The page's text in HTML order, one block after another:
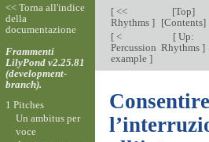
[<<
Rhythms ]
[Top]
[Contents]
[<
Percussion
example ]
[Up:
Rhythms]
Consentire
<< Torna all'indice
della
documentazione
Frammenti
LilyPond v2.25.81
(development-
branch).
1 Pitches
Un ambitus per
voce